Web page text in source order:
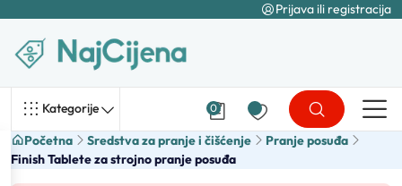
Prijava ili registracija
Kategorije 0
Početna Sredstva za pranje i čišćenje
Pranje posuđa
Finish Tablete za strojno pranje posuđa